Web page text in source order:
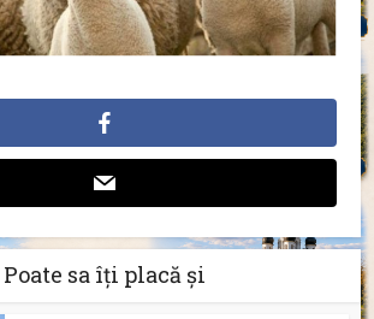
Poate sa îți placă și